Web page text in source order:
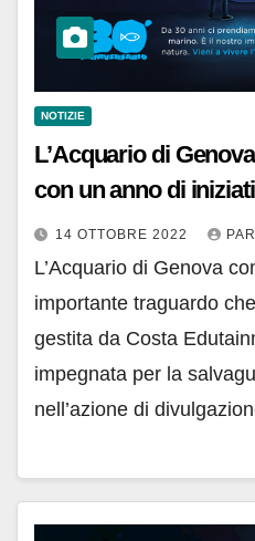
NOTIZIE
L’Acquario di
con un anno di
14 OTTOBRE 2022
L’Acquario di Genova
importante traguardo
gestita da Costa
impegnata per la
nell’azione di